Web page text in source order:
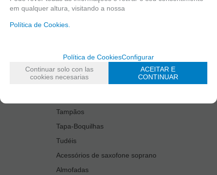
Kit Accesories Saxophone Tenor
Limpiadores
Protetores de boquilhas
Protetores de chaves
Tampãos
Tapa-Boquilhas
Tudéis
Acessórios de saxofone soprano
Almofadas
em qualquer altura, visitando a nossa
Política de Cookies.
Política de CookiesConfigurar
Continuar solo con las
cookies necesarias
ACEITAR E
CONTINUAR